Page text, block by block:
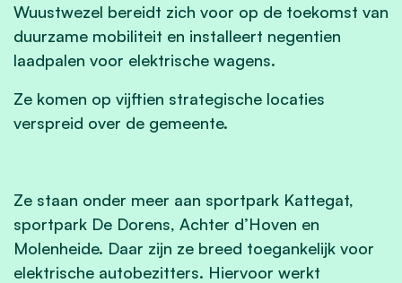
Wuustwezel bereidt zich voor op de toekomst van
duurzame mobiliteit en installeert negentien
laadpalen voor elektrische wagens.
Ze komen op vijftien strategische locaties
verspreid over de gemeente.
Ze staan onder meer aan sportpark Kattegat,
sportpark De Dorens, Achter d’Hoven en
Molenheide. Daar zijn ze breed toegankelijk voor
elektrische autobezitters. Hiervoor werkt